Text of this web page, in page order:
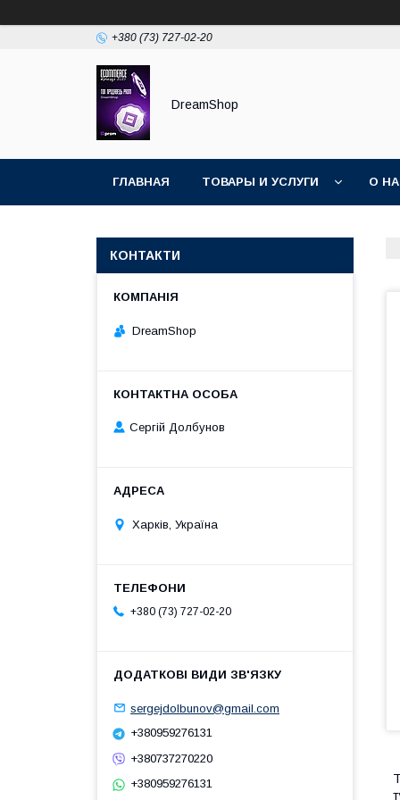
+380 (73) 727-02-20
DreamShop
ГЛАВНАЯ ТОВАРЫ И УСЛУГИ О
КОНТАКТИ
DreamShop
Сергій Долбунов
Харків, Україна
+380 (73) 727-02-20
sergejdolbunov@gmail.com
+380959276131
+380737270220
+380959276131